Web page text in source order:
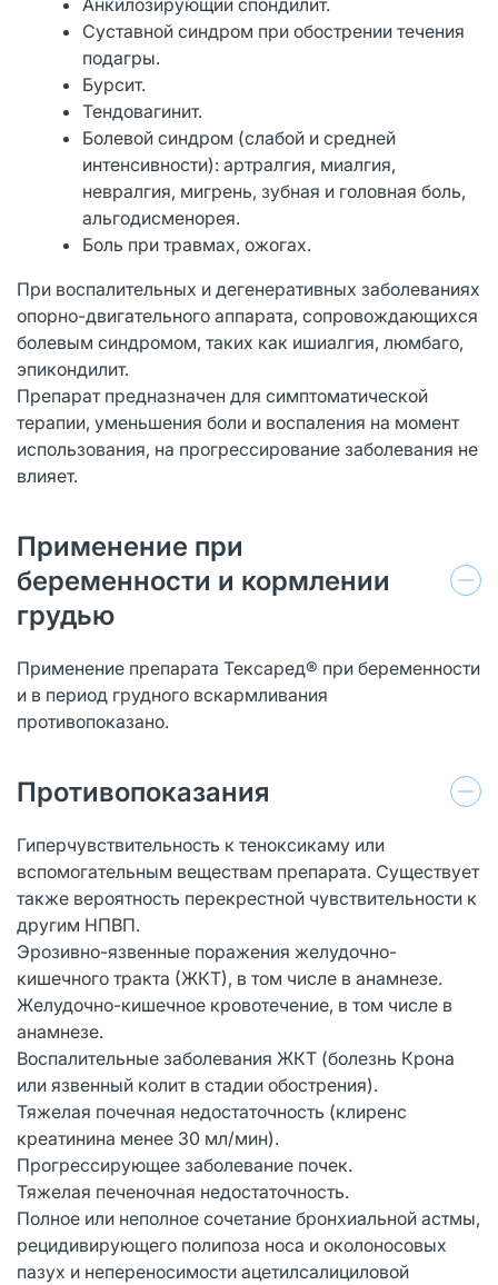
Суставной синдром при обострении течения
подагры.
Бурсит.
Тендовагинит.
Болевой синдром (слабой и средней
интенсивности): артралгия, миалгия,
невралгия, мигрень, зубная и головная боль,
альгодисменорея.
Боль при травмах, ожогах.
При воспалительных и дегенеративных заболеваниях
опорно-двигательного аппарата, сопровождающихся
болевым синдромом, таких как ишиалгия, люмбаго,
эпикондилит.
Препарат предназначен для симптоматической
терапии, уменьшения боли и воспаления на момент
использования, на прогрессирование заболевания не
влияет.
Применение при
беременности и кормлении
грудью
Применение препарата Тексаред® при беременности
и в период грудного вскармливания
противопоказано.
Противопоказания
Гиперчувствительность к теноксикаму или
вспомогательным веществам препарата. Существует
также вероятность перекрестной чувствительности к
другим НПВП.
Эрозивно-язвенные поражения желудочно-
кишечного тракта (ЖКТ), в том числе в анамнезе.
Желудочно-кишечное кровотечение, в том числе в
анамнезе.
Воспалительные заболевания ЖКТ (болезнь Крона
или язвенный колит в стадии обострения).
Тяжелая почечная недостаточность (клиренс
креатинина менее 30 мл/мин).
Прогрессирующее заболевание почек.
Тяжелая печеночная недостаточность.
Полное или неполное сочетание бронхиальной астмы,
рецидивирующего полипоза носа и околоносовых
пазух и непереносимости ацетилсалициловой